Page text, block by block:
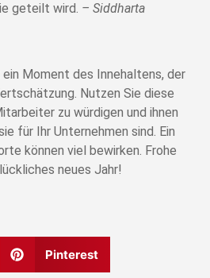
geteilt wird. – Siddharta
Moment des Innehaltens, der
Nutzen Sie diese
zu würdigen und ihnen
für Ihr Unternehmen sind. Ein
können viel bewirken. Frohe
neues Jahr!
Pinterest